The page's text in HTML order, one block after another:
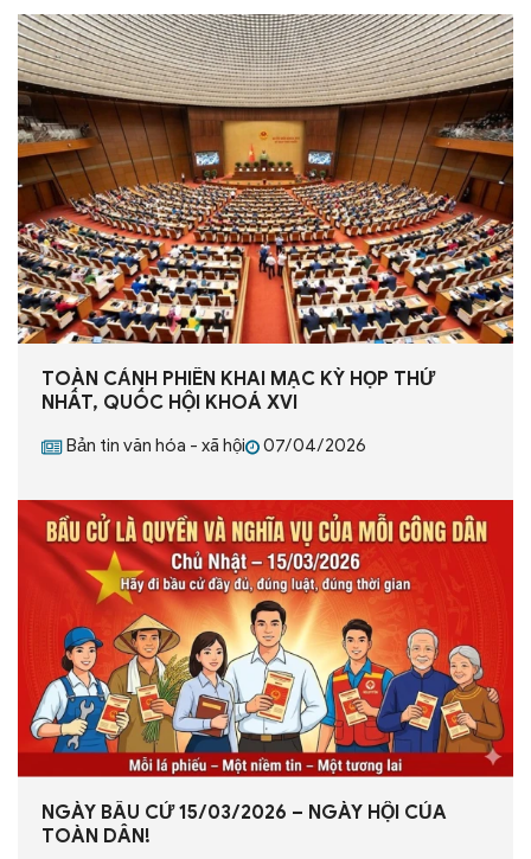
TOÀN CẢNH PHIÊN KHAI MẠC KỲ HỌP THỨ
NHẤT, QUỐC HỘI KHOÁ XVI
Bản tin văn hóa - xã hội 07/04/2026
NGÀY BẦU CỬ 15/03/2026 – NGÀY HỘI CỦA
TOÀN DÂN!